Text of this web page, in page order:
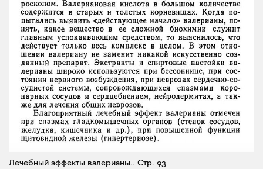
Лечебный эффекты валерианы.. Стр. 93